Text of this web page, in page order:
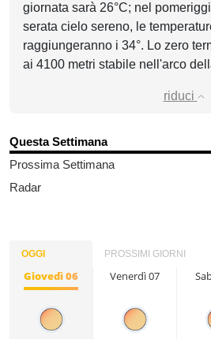
giornata sarà 26°C; nel
serata cielo sereno, le
raggiungeranno i 34°. Lo zero
ai 4100 metri stabile nell'arco
riduci
Questa Settimana
Prossima Settimana
Radar
OGGI PROSSIMI GIORNI
Giovedì 06 Venerdì 07